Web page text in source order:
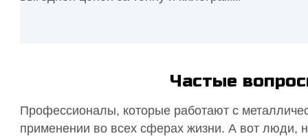
Частые
Профессионалы, которые работают с
применении во всех сферах жизни. А вот люди,